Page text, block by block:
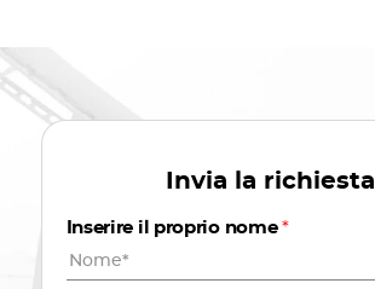
Invia la richiesta
Inserire il proprio nome*